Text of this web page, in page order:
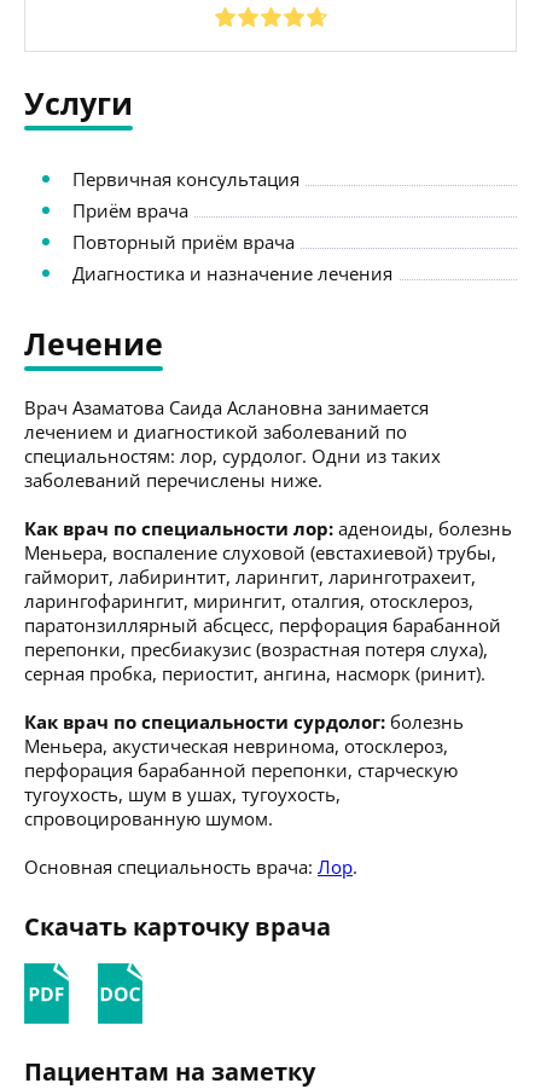
Услуги
Первичная консультация
Приём врача
Повторный приём врача
Диагностика и назначение лечения
Лечение
Врач Азаматова Саида Аслановна занимается
лечением и диагностикой заболеваний по
специальностям: лор, сурдолог. Одни из таких
заболеваний перечислены ниже.
Как врач по специальности лор: аденоиды, болезнь
Меньера, воспаление слуховой (евстахиевой) трубы,
гайморит, лабиринтит, ларингит, ларинготрахеит,
ларингофарингит, мирингит, оталгия, отосклероз,
паратонзиллярный абсцесс, перфорация барабанной
перепонки, пресбиакузис (возрастная потеря слуха),
серная пробка, периостит, ангина, насморк (ринит).
Как врач по специальности сурдолог: болезнь
Меньера, акустическая невринома, отосклероз,
перфорация барабанной перепонки, старческую
тугоухость, шум в ушах, тугоухость,
спровоцированную шумом.
Основная специальность врача: Лор.
Скачать карточку врача
Пациентам на заметку